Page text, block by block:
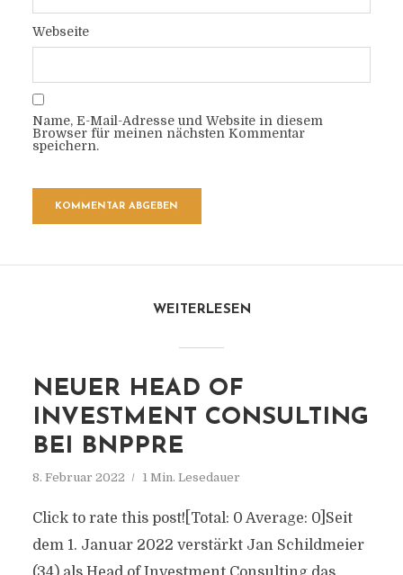
Webseite
Name, E-Mail-Adresse und Website in diesem
Browser für meinen nächsten Kommentar
speichern.
WEITERLESEN
NEUER HEAD OF
INVESTMENT CONSULTING
BEI BNPPRE
8. Februar 2022 1 Min. Lesedauer
Click to rate this post![Total: 0 Average: 0]Seit
dem 1. Januar 2022 verstärkt Jan Schildmeier